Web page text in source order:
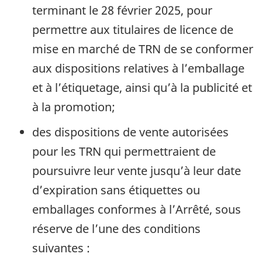
terminant le 28 février 2025, pour
permettre aux titulaires de licence de
mise en marché de TRN de se conformer
aux dispositions relatives à l’emballage
et à l’étiquetage, ainsi qu’à la publicité et
à la promotion;
des dispositions de vente autorisées
pour les TRN qui permettraient de
poursuivre leur vente jusqu’à leur date
d’expiration sans étiquettes ou
emballages conformes à l’Arrêté, sous
réserve de l’une des conditions
suivantes :